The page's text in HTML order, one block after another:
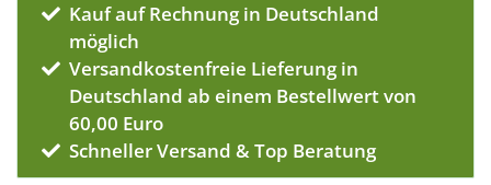
Kauf auf Rechnung in Deutschland
möglich
Versandkostenfreie Lieferung in
Deutschland ab einem Bestellwert von
60,00 Euro
Schneller Versand & Top Beratung